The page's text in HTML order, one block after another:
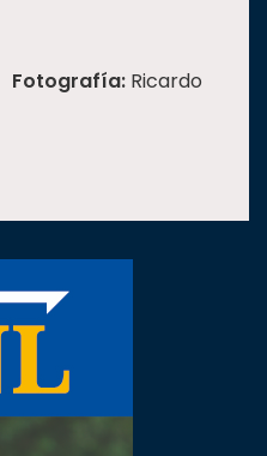
Fotografía: Ricardo